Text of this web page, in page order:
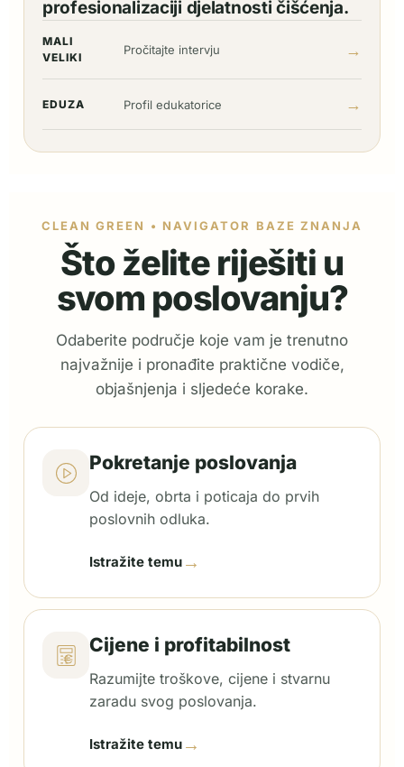
profesionalizaciji djelatnosti čišćenja.
MALI
VELIKI
Pročitajte intervju →
EDUZA Profil edukatorice →
CLEAN GREEN • NAVIGATOR BAZE ZNANJA
Što želite riješiti u
svom poslovanju?
Odaberite područje koje vam je trenutno
najvažnije i pronađite praktične vodiče,
objašnjenja i sljedeće korake.
Pokretanje poslovanja
Od ideje, obrta i poticaja do prvih
poslovnih odluka.
Istražite temu →
Cijene i profitabilnost
Razumijte troškove, cijene i stvarnu
zaradu svog poslovanja.
Istražite temu →